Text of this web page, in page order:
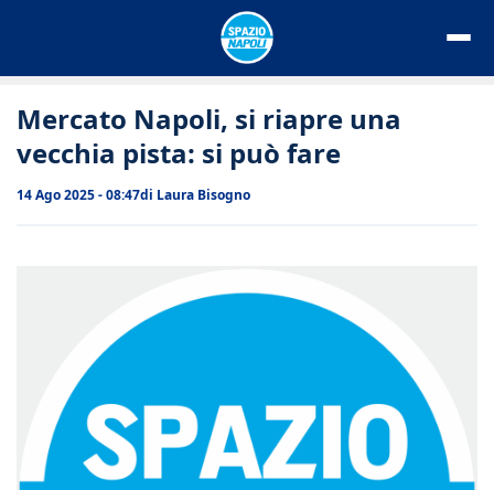
Mercato Napoli, si riapre una
vecchia pista: si può fare
14 Ago 2025 - 08:47di Laura Bisogno